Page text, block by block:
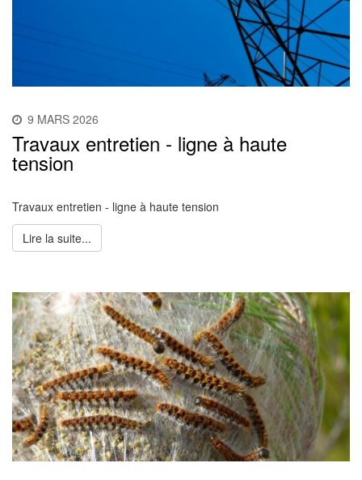
9 MARS 2026
Travaux entretien - ligne à haute
tension
Travaux entretien - ligne à haute tension
Lire la suite...